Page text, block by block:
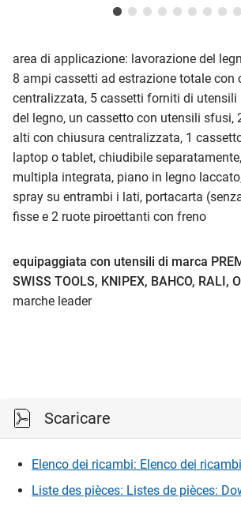
area di applicazione: lavorazione del
8 ampi cassetti ad estrazione totale con
centralizzata, 5 cassetti forniti di utensili
del legno, un cassetto con utensili sfusi,
alti con chiusura centralizzata, 1
laptop o tablet, chiudibile
multipla integrata, piano in legno
spray su entrambi i lati, portacarta
fisse e 2 ruote piroettanti con freno
equipaggiata con utensili di marca
SWISS TOOLS, KNIPEX, BAHCO, RALI,
marche leader
Scaricare
Elenco dei ricambi: Elenco dei
Liste des pièces: Listes de pièces: